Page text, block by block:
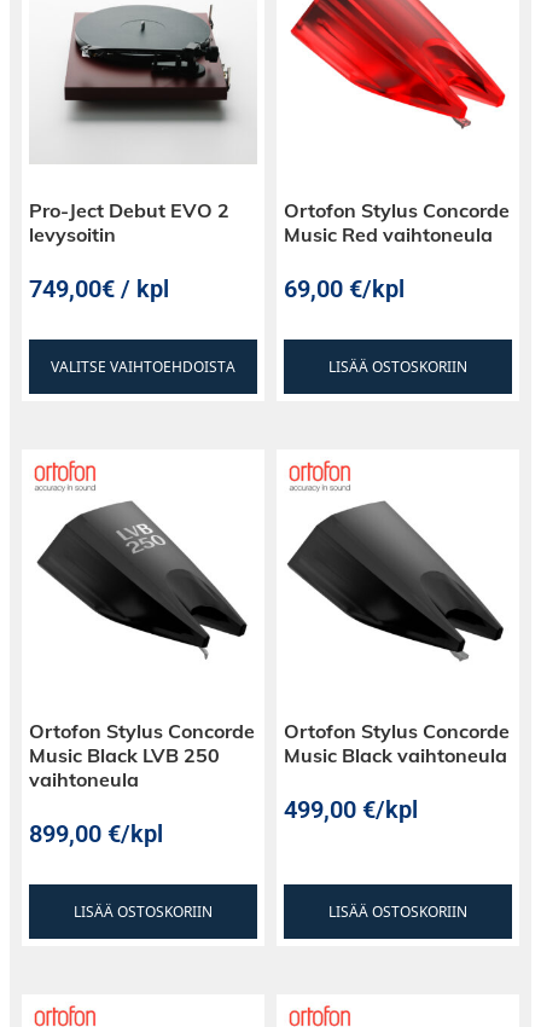
Pro-Ject Debut EVO 2
levysoitin
749,00€ / kpl
VALITSE VAIHTOEHDOISTA
Ortofon Stylus Concorde
Music Red vaihtoneula
69,00€/kpl
LISÄÄ OSTOSKORIIN
Ortofon Stylus Concorde
Music Black LVB 250
vaihtoneula
899,00€/kpl
LISÄÄ OSTOSKORIIN
Ortofon Stylus Concorde
Music Black vaihtoneula
499,00€/kpl
LISÄÄ OSTOSKORIIN